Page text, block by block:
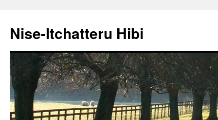
Nise-Itchatteru Hibi